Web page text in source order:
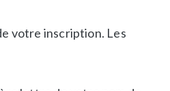
votre inscription. Les